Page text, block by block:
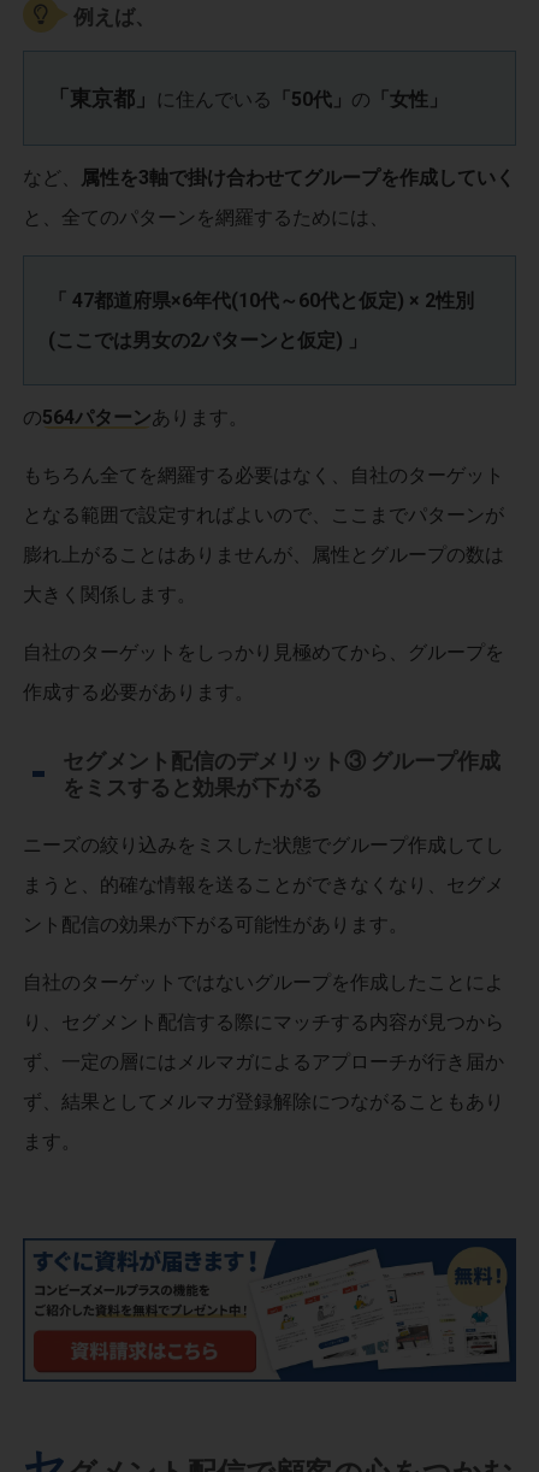
例えば、
「東京都」 に住んでいる 「50代」 の 「女性」
など、 属性を3軸で掛け合わせてグループを作成していく
と、全てのパターンを網羅するためには、
「 47都道府県×6年代(10代～60代と仮定) × 2性別
(ここでは男女の2パターンと仮定) 」
の564パターンあります。
もちろん全てを網羅する必要はなく、自社のターゲット
となる範囲で設定すればよいので、ここまでパターンが
膨れ上がることはありませんが、属性とグループの数は
大きく関係します。
自社のターゲットをしっかり見極めてから、グループを
作成する必要があります。
セグメント配信のデメリット③ グループ作成
をミスすると効果が下がる
ニーズの絞り込みをミスした状態でグループ作成してし
まうと、的確な情報を送ることができなくなり、セグメ
ント配信の効果が下がる可能性があります。
自社のターゲットではないグループを作成したことによ
り、セグメント配信する際にマッチする内容が見つから
ず、一定の層にはメルマガによるアプローチが行き届か
ず、結果としてメルマガ登録解除につながることもあり
ます。